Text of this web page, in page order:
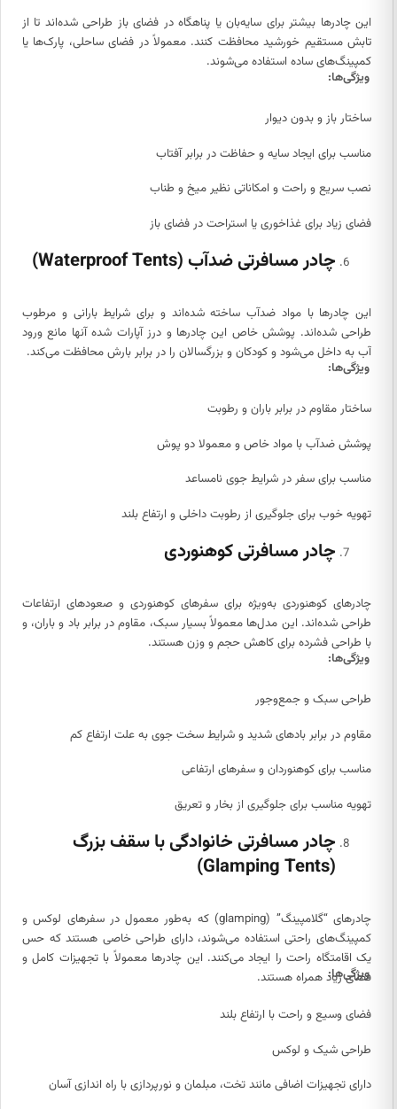
این چادرها بیشتر برای سایه‌بان یا پناهگاه در فضای باز طراحی شده‌اند تا از
تابش مستقیم خورشید محافظت کنند. معمولاً در فضای ساحلی، پارک‌ها یا
کمپینگ‌های ساده استفاده می‌شوند.
ویژگی‌ها:
ساختار باز و بدون دیوار
مناسب برای ایجاد سایه و حفاظت در برابر آفتاب
نصب سریع و راحت و امکاناتی نظیر میخ و طناب
فضای زیاد برای غذاخوری یا استراحت در فضای باز
چادر مسافرتی ضدآب (Waterproof Tents)
این چادرها با مواد ضدآب ساخته شده‌اند و برای شرایط بارانی و مرطوب
طراحی شده‌اند. پوشش خاص این چادرها و درز آپارات شده آنها مانع ورود
آب به داخل می‌شود و کودکان و بزرگسالان را در برابر بارش محافظت می‌کند.
ویژگی‌ها:
ساختار مقاوم در برابر باران و رطوبت
پوشش ضدآب با مواد خاص و معمولا دو پوش
مناسب برای سفر در شرایط جوی نامساعد
تهویه خوب برای جلوگیری از رطوبت داخلی و ارتفاع بلند
چادر مسافرتی کوهنوردی
چادرهای کوهنوردی به‌ویژه برای سفرهای کوهنوردی و صعودهای ارتفاعات
طراحی شده‌اند. این مدل‌ها معمولاً بسیار سبک، مقاوم در برابر باد و باران، و
با طراحی فشرده برای کاهش حجم و وزن هستند.
ویژگی‌ها:
طراحی سبک و جمع‌وجور
مقاوم در برابر بادهای شدید و شرایط سخت جوی به علت ارتفاع کم
مناسب برای کوهنوردان و سفرهای ارتفاعی
تهویه مناسب برای جلوگیری از بخار و تعریق
چادر مسافرتی خانوادگی با سقف بزرگ
(Glamping Tents)
چادرهای “گلامپینگ” (glamping) که به‌طور معمول در سفرهای لوکس و
کمپینگ‌های راحتی استفاده می‌شوند، دارای طراحی خاصی هستند که حس
یک اقامتگاه راحت را ایجاد می‌کنند. این چادرها معمولاً با تجهیزات کامل و
فضای زیاد همراه هستند.
ویژگی‌ها:
فضای وسیع و راحت با ارتفاع بلند
طراحی شیک و لوکس
دارای تجهیزات اضافی مانند تخت، مبلمان و نورپردازی با راه اندازی آسان